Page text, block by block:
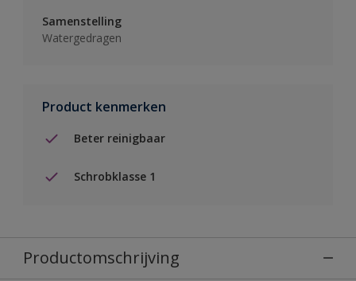
Samenstelling
Watergedragen
Product kenmerken
Beter reinigbaar
Schrobklasse 1
Productomschrijving